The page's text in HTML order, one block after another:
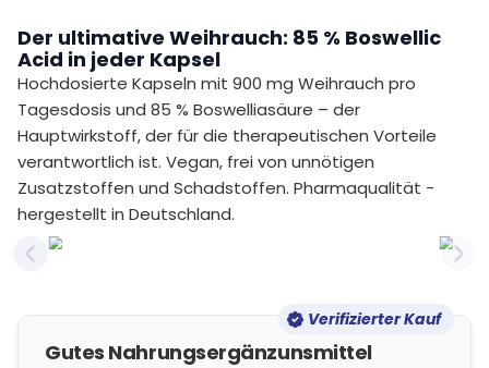
Der ultimative Weihrauch: 85 % Boswellic
Acid in jeder Kapsel
Hochdosierte Kapseln mit 900 mg Weihrauch pro
Tagesdosis und 85 % Boswelliasäure – der
Hauptwirkstoff, der für die therapeutischen Vorteile
verantwortlich ist. Vegan, frei von unnötigen
Zusatzstoffen und Schadstoffen. Pharmaqualität -
hergestellt in Deutschland.
Previous slide
Verifizierter Kauf
Gutes Nahrungsergänzunsmittel